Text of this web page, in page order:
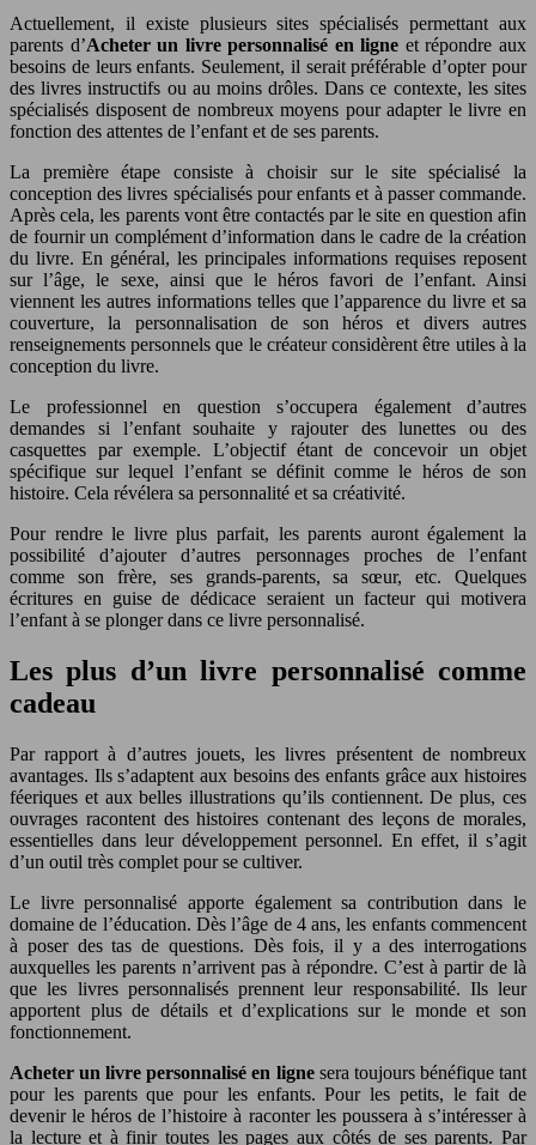
Actuellement, il existe plusieurs sites spécialisés permettant aux
parents d’Acheter un livre personnalisé en ligne et répondre aux
besoins de leurs enfants. Seulement, il serait préférable d’opter pour
des livres instructifs ou au moins drôles. Dans ce contexte, les sites
spécialisés disposent de nombreux moyens pour adapter le livre en
fonction des attentes de l’enfant et de ses parents.
La première étape consiste à choisir sur le site spécialisé la
conception des livres spécialisés pour enfants et à passer commande.
Après cela, les parents vont être contactés par le site en question afin
de fournir un complément d’information dans le cadre de la création
du livre. En général, les principales informations requises reposent
sur l’âge, le sexe, ainsi que le héros favori de l’enfant. Ainsi
viennent les autres informations telles que l’apparence du livre et sa
couverture, la personnalisation de son héros et divers autres
renseignements personnels que le créateur considèrent être utiles à la
conception du livre.
Le professionnel en question s’occupera également d’autres
demandes si l’enfant souhaite y rajouter des lunettes ou des
casquettes par exemple. L’objectif étant de concevoir un objet
spécifique sur lequel l’enfant se définit comme le héros de son
histoire. Cela révélera sa personnalité et sa créativité.
Pour rendre le livre plus parfait, les parents auront également la
possibilité d’ajouter d’autres personnages proches de l’enfant
comme son frère, ses grands-parents, sa sœur, etc. Quelques
écritures en guise de dédicace seraient un facteur qui motivera
l’enfant à se plonger dans ce livre personnalisé.
Les plus d’un livre personnalisé comme
cadeau
Par rapport à d’autres jouets, les livres présentent de nombreux
avantages. Ils s’adaptent aux besoins des enfants grâce aux histoires
féeriques et aux belles illustrations qu’ils contiennent. De plus, ces
ouvrages racontent des histoires contenant des leçons de morales,
essentielles dans leur développement personnel. En effet, il s’agit
d’un outil très complet pour se cultiver.
Le livre personnalisé apporte également sa contribution dans le
domaine de l’éducation. Dès l’âge de 4 ans, les enfants commencent
à poser des tas de questions. Dès fois, il y a des interrogations
auxquelles les parents n’arrivent pas à répondre. C’est à partir de là
que les livres personnalisés prennent leur responsabilité. Ils leur
apportent plus de détails et d’explications sur le monde et son
fonctionnement.
Acheter un livre personnalisé en ligne sera toujours bénéfique tant
pour les parents que pour les enfants. Pour les petits, le fait de
devenir le héros de l’histoire à raconter les poussera à s’intéresser à
la lecture et à finir toutes les pages aux côtés de ses parents. Par